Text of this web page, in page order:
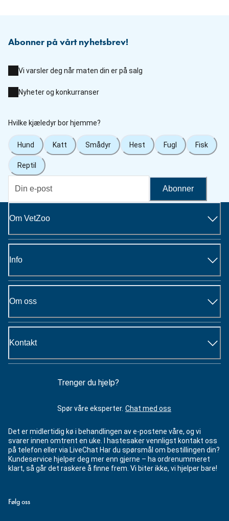
Abonner på vårt nyhetsbrev!
Vi varsler deg når maten din er på salg
Nyheter og konkurranser
Hvilke kjæledyr bor hjemme?
Hund Katt Smådyr Hest Fugl Fisk
Reptil
Abonner
Om VetZoo
Info
Om oss
Kontakt
Trenger du hjelp?
Spør våre eksperter. Chat med oss
Det er midlertidig kø i behandlingen av e-postene våre, og vi
svarer innen omtrent en uke. I hastesaker vennligst kontakt oss
på telefon eller via LiveChat Har du spørsmål om bestillingen din?
Kundeservice hjelper deg mer enn gjerne – ha ordrenummeret
klart, så går det raskere å finne frem. Vi biter ikke, vi hjelper bare!
Følg oss